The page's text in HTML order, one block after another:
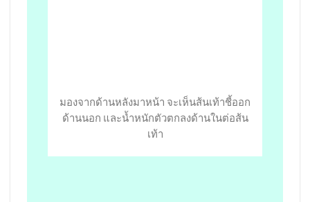
มองจากด้านหลังมาหน้า จะเห็นส้นเท้าชี้ออก
ด้านนอก และน้ำหนักตัวตกลงด้านในต่อส้น
เท้า